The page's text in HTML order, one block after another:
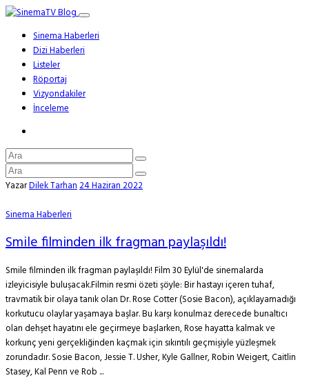
Sinema Haberleri
Dizi Haberleri
Listeler
Röportaj
Vizyondakiler
İnceleme
YazarDilek Tarhan24 Haziran 2022
Sinema Haberleri
Smile filminden ilk fragman paylaşıldı!
Smile filminden ilk fragman paylaşıldı! Film 30 Eylül'de sinemalarda
izleyicisiyle buluşacak.Filmin resmi özeti şöyle: Bir hastayı içeren tuhaf,
travmatik bir olaya tanık olan Dr. Rose Cotter (Sosie Bacon), açıklayamadığı
korkutucu olaylar yaşamaya başlar. Bu karşı konulmaz derecede bunaltıcı
olan dehşet hayatını ele geçirmeye başlarken, Rose hayatta kalmak ve
korkunç yeni gerçekliğinden kaçmak için sıkıntılı geçmişiyle yüzleşmek
zorundadır. Sosie Bacon, Jessie T. Usher, Kyle Gallner, Robin Weigert, Caitlin
Stasey, Kal Penn ve Rob ...